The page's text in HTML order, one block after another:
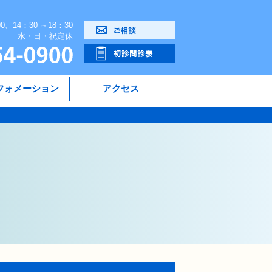
、14：30 ～18：30
水・日・祝定休
ォメーション アクセス